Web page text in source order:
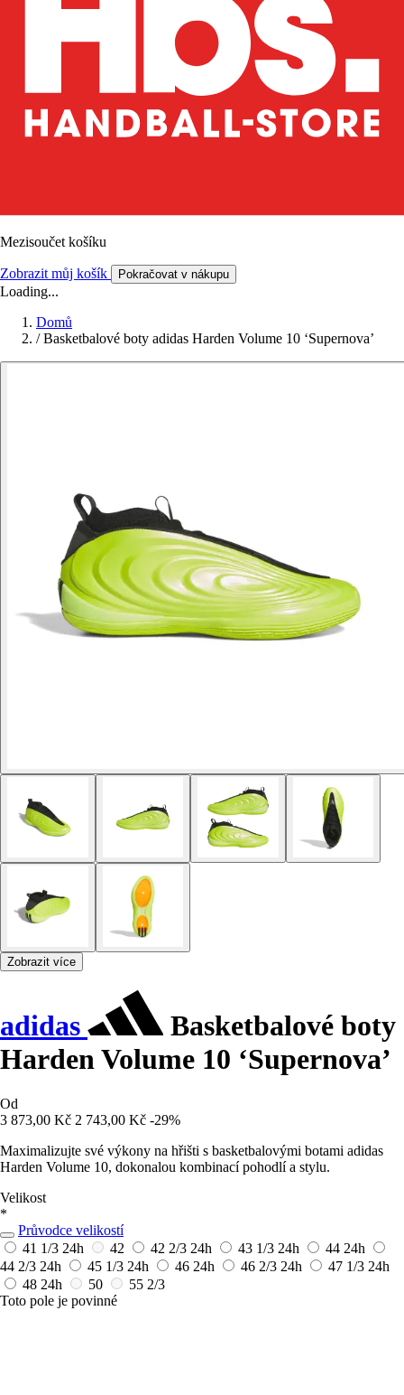
Mezisoučet košíku
Zobrazit můj košík Pokračovat v nákupu
Loading...
Domů
/ Basketbalové boty adidas Harden Volume 10 ‘Supernova’
Zobrazit více
adidas
Basketbalové boty
Harden Volume 10 ‘Supernova’
Od
3 873,00 Kč 2 743,00 Kč -29%
Maximalizujte své výkony na hřišti s basketbalovými botami adidas
Harden Volume 10, dokonalou kombinací pohodlí a stylu.
Velikost
*
Průvodce velikostí
41 1/3 24h 42 42 2/3 24h 43 1/3 24h 44 24h
44 2/3 24h 45 1/3 24h 46 24h 46 2/3 24h 47 1/3 24h
48 24h 50
55 2/3
Toto pole je povinné